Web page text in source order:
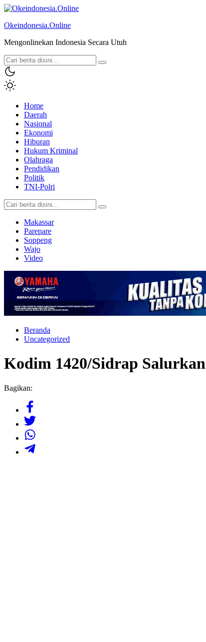
Okeindonesia.Online
Mengonlinekan Indonesia Secara Utuh
Home
Daerah
Nasional
Ekonomi
Hiburan
Hukum Kriminal
Olahraga
Pendidikan
Politik
TNI-Polri
Makassar
Parepare
Soppeng
Wajo
Video
Beranda
Uncategorized
Kodim 1420/Sidrap
Bagikan: